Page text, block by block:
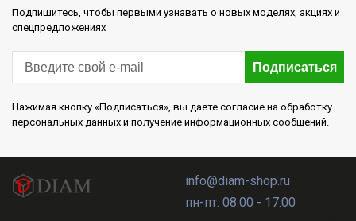
Подпишитесь, чтобы первыми узнавать о новых моделях, акциях и
спецпредложениях
Подписаться
Нажимая кнопку «Подписаться», вы даете согласие на обработку
персональных данных и получение информационных сообщений.
info@diam-shop.ru
пн-пт: 08:00 - 17:00